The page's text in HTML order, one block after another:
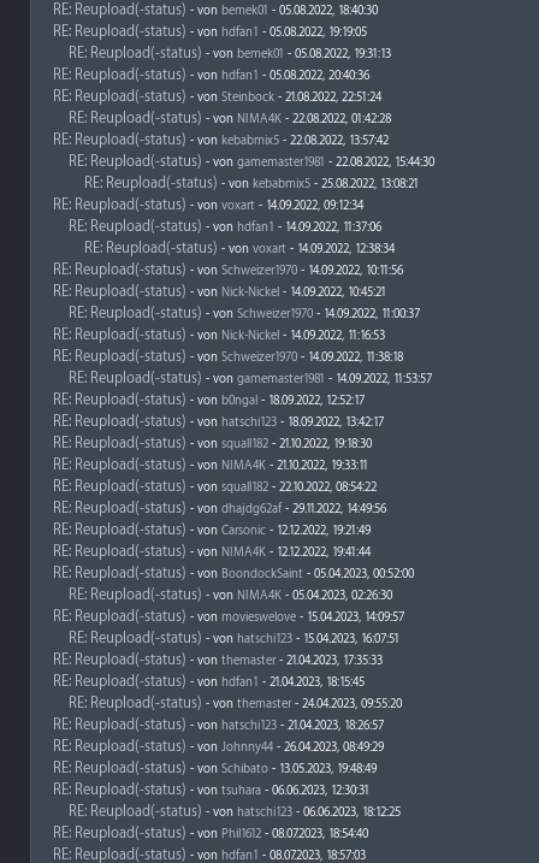
RE: Reupload(-status) - von bemek01 - 05.08.2022, 18:40:30
RE: Reupload(-status) - von hdfan1 - 05.08.2022, 19:19:05
RE: Reupload(-status) - von bemek01 - 05.08.2022, 19:31:13
RE: Reupload(-status) - von hdfan1 - 05.08.2022, 20:40:36
RE: Reupload(-status) - von Steinbock - 21.08.2022, 22:51:24
RE: Reupload(-status) - von NIMA4K - 22.08.2022, 01:42:28
RE: Reupload(-status) - von kebabmix5 - 22.08.2022, 13:57:42
RE: Reupload(-status) - von gamemaster1981 - 22.08.2022, 15:44:30
RE: Reupload(-status) - von kebabmix5 - 25.08.2022, 13:08:21
RE: Reupload(-status) - von voxart - 14.09.2022, 09:12:34
RE: Reupload(-status) - von hdfan1 - 14.09.2022, 11:37:06
RE: Reupload(-status) - von voxart - 14.09.2022, 12:38:34
RE: Reupload(-status) - von Schweizer1970 - 14.09.2022, 10:11:56
RE: Reupload(-status) - von Nick-Nickel - 14.09.2022, 10:45:21
RE: Reupload(-status) - von Schweizer1970 - 14.09.2022, 11:00:37
RE: Reupload(-status) - von Nick-Nickel - 14.09.2022, 11:16:53
RE: Reupload(-status) - von Schweizer1970 - 14.09.2022, 11:38:18
RE: Reupload(-status) - von gamemaster1981 - 14.09.2022, 11:53:57
RE: Reupload(-status) - von b0ngal - 18.09.2022, 12:52:17
RE: Reupload(-status) - von hatschi123 - 18.09.2022, 13:42:17
RE: Reupload(-status) - von squall182 - 21.10.2022, 19:18:30
RE: Reupload(-status) - von NIMA4K - 21.10.2022, 19:33:11
RE: Reupload(-status) - von squall182 - 22.10.2022, 08:54:22
RE: Reupload(-status) - von dhajdg62af - 29.11.2022, 14:49:56
RE: Reupload(-status) - von Carsonic - 12.12.2022, 19:21:49
RE: Reupload(-status) - von NIMA4K - 12.12.2022, 19:41:44
RE: Reupload(-status) - von BoondockSaint - 05.04.2023, 00:52:00
RE: Reupload(-status) - von NIMA4K - 05.04.2023, 02:26:30
RE: Reupload(-status) - von movieswelove - 15.04.2023, 14:09:57
RE: Reupload(-status) - von hatschi123 - 15.04.2023, 16:07:51
RE: Reupload(-status) - von themaster- 21.04.2023, 17:35:33
RE: Reupload(-status) - von hdfan1 - 21.04.2023, 18:15:45
RE: Reupload(-status) - von themaster- 24.04.2023, 09:55:20
RE: Reupload(-status) - von hatschi123 - 21.04.2023, 18:26:57
RE: Reupload(-status) - von Johnny44 - 26.04.2023, 08:49:29
RE: Reupload(-status) - von Schibato - 13.05.2023, 19:48:49
RE: Reupload(-status) - von tsuhara - 06.06.2023, 12:30:31
RE: Reupload(-status) - von hatschi123 - 06.06.2023, 18:12:25
RE: Reupload(-status) - von Phil1612 - 08.07.2023, 18:54:40
RE: Reupload(-status) - von hdfan1 - 08.07.2023, 18:57:03